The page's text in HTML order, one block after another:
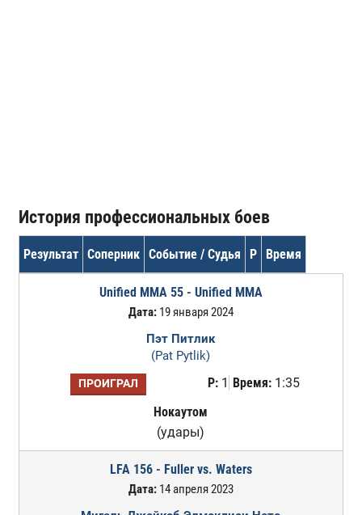
История профессиональных боев
Результат Соперник Событие / Судья Р Время
Unified MMA 55 - Unified MMA
Дата:19 января 2024
Пэт Питлик
(Pat Pytlik)
ПРОИГРАЛ Р:1 Время:1:35
Нокаутом
(удары)
LFA 156 - Fuller vs. Waters
Дата:14 апреля 2023